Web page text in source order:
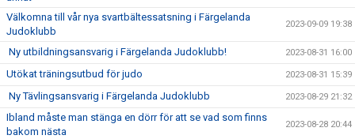
Välkomna till vår nya svartbältessatsning i Färgelanda
Judoklubb
2023-09-09 19:38
Ny utbildningsansvarig i Färgelanda Judoklubb! 2023-08-31 16:00
Utökat träningsutbud för judo 2023-08-31 15:39
Ny Tävlingsansvarig i Färgelanda Judoklubb 2023-08-29 21:32
Ibland måste man stänga en dörr för att se vad som finns
bakom nästa
2023-08-28 20:44